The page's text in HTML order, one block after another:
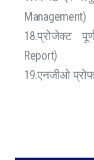
Management)
18.प्रोजेक्ट
Report)
19.एनजीओ